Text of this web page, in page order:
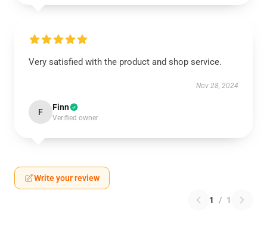
Very satisfied with the product and shop service.
Nov 28, 2024
F Finn
Verified owner
Write your review
1 / 1